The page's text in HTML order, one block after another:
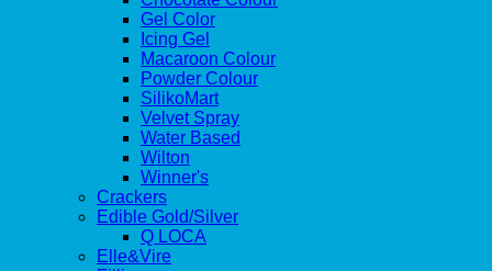
Gel Color
Icing Gel
Macaroon Colour
Powder Colour
SilikoMart
Velvet Spray
Water Based
Wilton
Winner's
Crackers
Edible Gold/Silver
Q LOCA
Elle&Vire